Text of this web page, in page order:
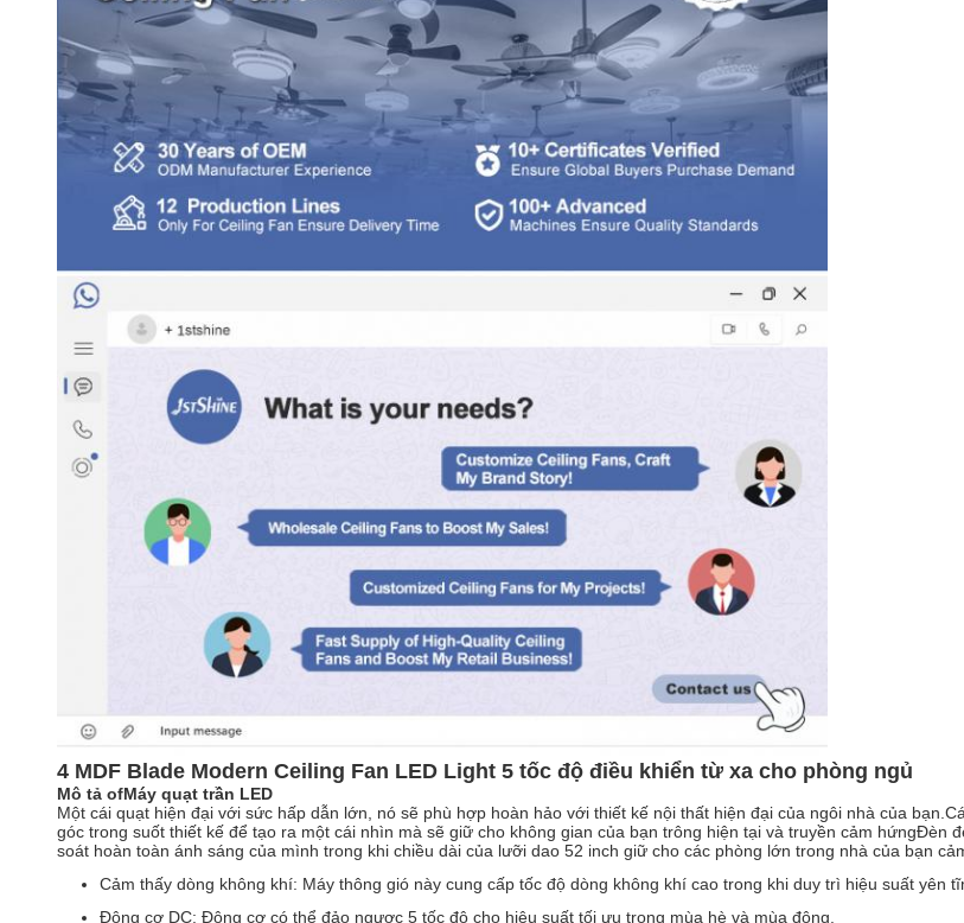
4 MDF Blade Modern Ceiling Fan LED Light 5 tốc độ điều khiển từ xa cho phòng ngủ
Mô tả ofMáy quạt trần LED
Một cái quạt hiện đại với sức hấp dẫn lớn, nó sẽ phù hợp hoàn hảo với thiết kế nội thất hiện đại của ngôi nhà của
góc trong suốt thiết kế để tạo ra một cái nhìn mà sẽ giữ cho không gian của bạn trông hiện tại và truyền cảm hứngĐèn
soát hoàn toàn ánh sáng của mình trong khi chiều dài của lưỡi dao 52 inch giữ cho các phòng lớn trong nhà của bạn
Cảm thấy dòng không khí: Máy thông gió này cung cấp tốc độ dòng không khí cao trong khi duy trì hiệu suất yên
Động cơ DC: Động cơ có thể đảo ngược 5 tốc độ cho hiệu suất tối ưu trong mùa hè và mùa đông.